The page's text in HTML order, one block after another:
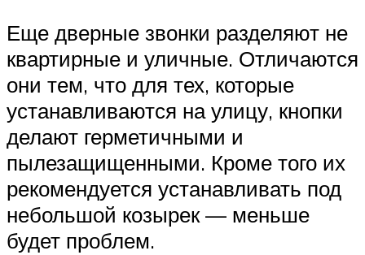
Еще дверные звонки разделяют не
квартирные и уличные. Отличаются
они тем, что для тех, которые
устанавливаются на улицу, кнопки
делают герметичными и
пылезащищенными. Кроме того их
рекомендуется устанавливать под
небольшой козырек — меньше
будет проблем.